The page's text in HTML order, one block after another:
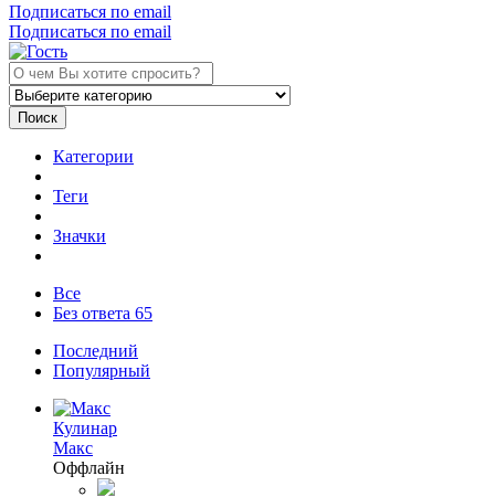
Подписаться по email
Подписаться по email
Поиск
Категории
Теги
Значки
Все
Без ответа 65
Последний
Популярный
Кулинар
Макс
Оффлайн